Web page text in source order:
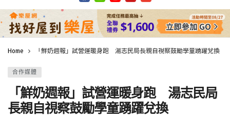
Home 「鮮奶週報」試營運暖身跑 湯志民局長親自視察鼓勵學童踴躍兌換
合作媒體
「鮮奶週報」試營運暖身跑 湯志民局
長親自視察鼓勵學童踴躍兌換